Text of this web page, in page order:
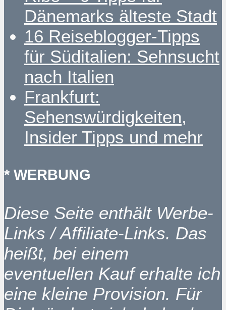
Dänemarks älteste Stadt
16 Reiseblogger-Tipps
für Süditalien: Sehnsucht
nach Italien
Frankfurt:
Sehenswürdigkeiten,
Insider Tipps und mehr
* WERBUNG
Diese Seite enthält Werbe-
Links / Affiliate-Links. Das
heißt, bei einem
eventuellen Kauf erhalte ich
eine kleine Provision. Für